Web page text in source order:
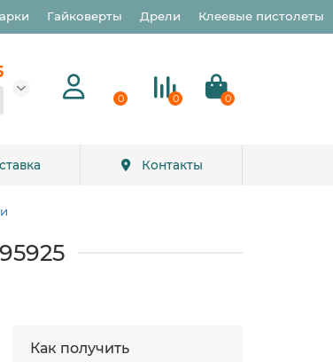
Гайковерты Дрели Клеевые пистолеты
0 0 0
Контакты
Как получить